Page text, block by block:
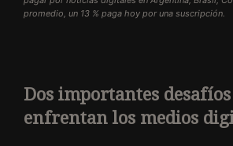
promedio, un 13 % paga hoy por una suscripción.
Dos importantes
enfrentan los medios